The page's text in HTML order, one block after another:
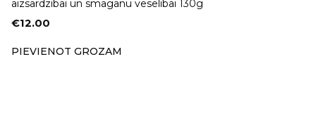
aizsardzībai un smaganu veselībai 130g
€12.00
PIEVIENOT GROZAM